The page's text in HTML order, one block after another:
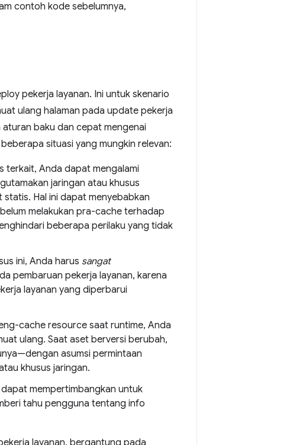
contoh kode sebelumnya,
pekerja layanan. Ini untuk skenario
ulang halaman pada update pekerja
baku dan cepat mengenai
situasi yang mungkin relevan:
terkait, Anda dapat mengalami
jaringan atau khusus
Hal ini dapat menyebabkan
melakukan pra-cache terhadap
beberapa perilaku yang tidak
ini, Anda harus sangat
pembaruan pekerja layanan, karena
layanan yang diperbarui
cache resource saat runtime, Anda
ulang. Saat aset berversi berubah,
asumsi permintaan
khusus jaringan.
mempertimbangkan untuk
tahu pengguna tentang info
layanan, bergantung pada